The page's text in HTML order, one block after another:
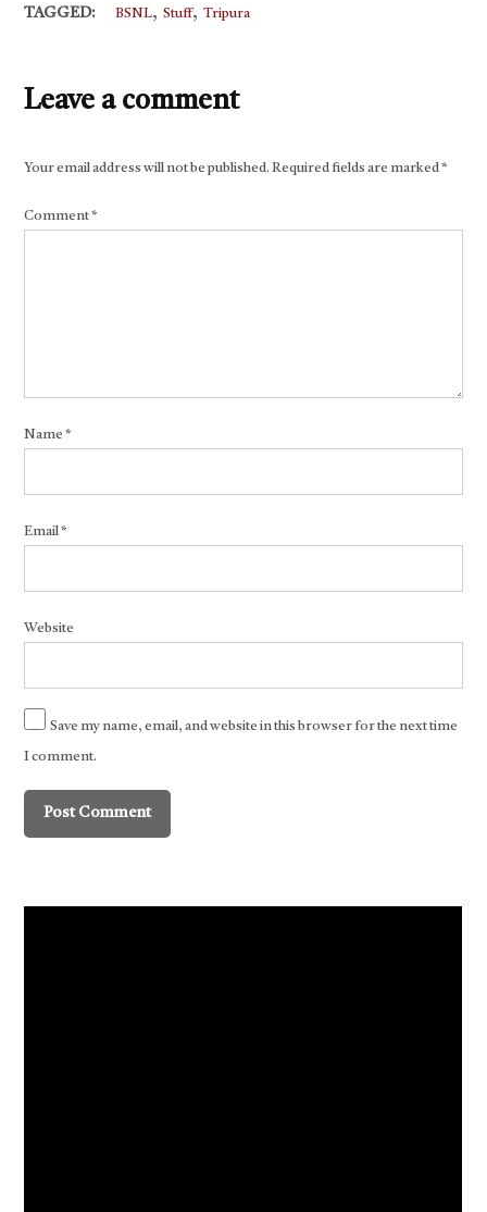
TAGGED: BSNL,Stuff,Tripura
Leave a comment
Your email address will not be published. Required fields are marked*
Comment*
Name*
Email*
Website
Save my name, email, and website in this browser for the next time
I comment.